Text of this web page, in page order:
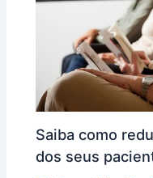
Saiba como
dos seus